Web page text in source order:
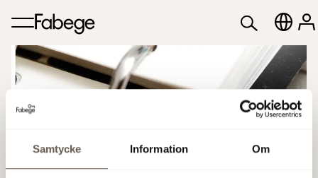
Samtycke Information Om
Annual Report 2024